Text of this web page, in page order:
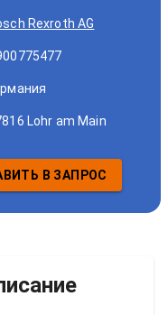
Rexroth AG
Lohr am Main
В ЗАПРОС